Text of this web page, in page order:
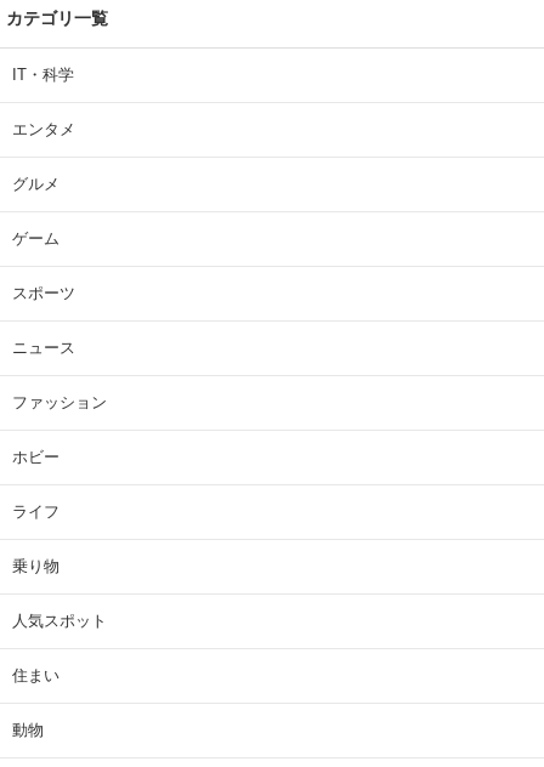
カテゴリ一覧
IT・科学
エンタメ
グルメ
ゲーム
スポーツ
ニュース
ファッション
ホビー
ライフ
乗り物
人気スポット
住まい
動物